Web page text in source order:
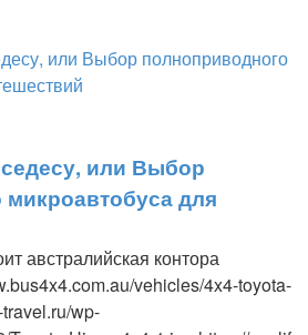
или Выбор полноприводного
или Выбор
для
австралийская контора
vehicles/4x4-toyota-
wp-